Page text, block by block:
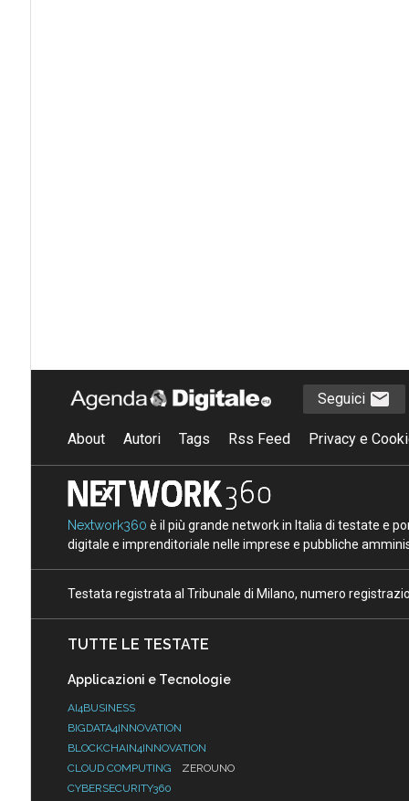
Seguici
About Autori Tags Rss Feed Privacy e
Nextwork360 è il più grande network in Italia di testate e
digitale e imprenditoriale nelle imprese e pubbliche
Testata registrata al Tribunale di Milano, numero
TUTTE LE TESTATE
Applicazioni e Tecnologie
AI4BUSINESS
BIGDATA4INNOVATION
BLOCKCHAIN4INNOVATION
CLOUD COMPUTING
ZEROUNO
CYBERSECURITY360